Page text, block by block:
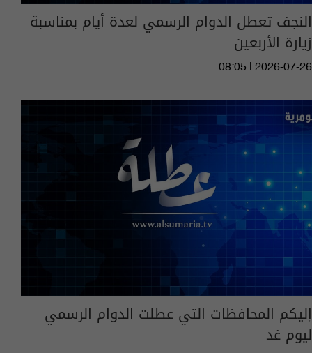
النجف تعطل الدوام الرسمي لعدة أيام بمناسبة
زيارة الأربعين
08:05 | 2026-07-26
إليكم المحافظات التي عطلت الدوام الرسمي
ليوم غد